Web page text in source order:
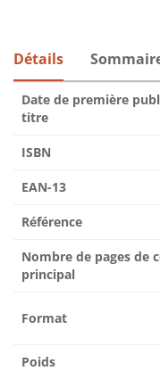
Détails
Date de première
titre
ISBN
EAN-13
Référence
Nombre de pages de
principal
Format
Poids